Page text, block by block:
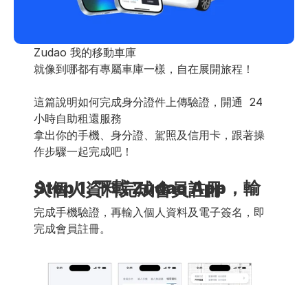
Zudao 我的移動車庫
就像到哪都有專屬車庫一樣，自在展開旅程！
這篇說明如何完成身分證件上傳驗證，開通  24
小時自助租還服務
拿出你的手機、身分證、駕照及信用卡，跟著操
作步驟一起完成吧！
Step 1. 下載 Zudao App，輸入個人資料完成會員註冊
完成手機驗證，再輸入個人資料及電子簽名，即
完成會員註冊。